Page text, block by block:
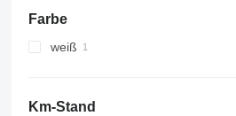
Farbe
weiß
Km-Stand